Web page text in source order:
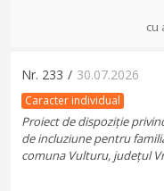
cu
Nr. 233 / 30.07.2026
Caracter individual
Proiect de dispoziție
de incluziune pentru
comuna Vulturu, județul